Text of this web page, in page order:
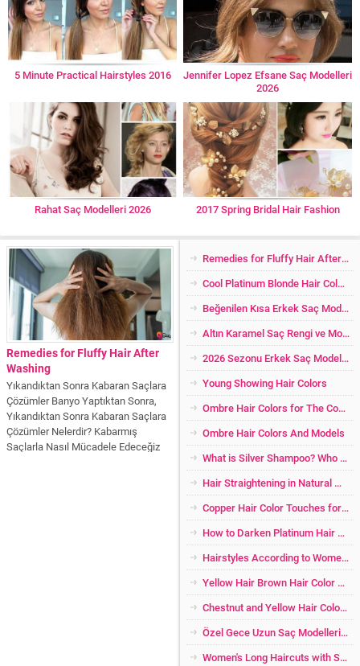
5 Minute Practical Hairstyles 2016
Jennifer Lopez Efsane Saç Modelleri
2026
Rahat Saç Modelleri 2026 2017 Spring Bridal Hair Fashion
Remedies for Fluffy Hair After
Washing
Yıkandıktan Sonra Kabaran Saçlara
Çözümler Banyo Yaptıktan Sonra,
Yıkandıktan Sonra Kabaran Saçlara
Çözümler Nelerdir? Kabarmış
Saçlarla Nasıl Mücadele Edeceğiz
Remedies for Fluffy Hair After Washing
Cool Platinum Blonde Hair Color and Models 2024
Beğenilen Kısa Erkek Saç Modelleri 2024
Altın Karamel Saç Rengi ve Modelleri 2026
2026 Sezonu Erkek Saç Modelleri
Young Showing Hair Colors
Ombre Hair Colors for The Coolest Blondes
Ombre Hair Colors And Models
What is Silver Shampoo? Who Should Use? Incredible Impacts!
Hair Straightening in Natural Ways
Copper Hair Color Touches for Women
How to Darken Platinum Hair Color at Home? Opening the Dark Yellow Baleige Color?
Hairstyles According to Women With Lose Weight
Yellow Hair Brown Hair Color Transition
Chestnut and Yellow Hair Color Glitter
Özel Gece Uzun Saç Modelleri 2026
Women's Long Haircuts with Scraped Side